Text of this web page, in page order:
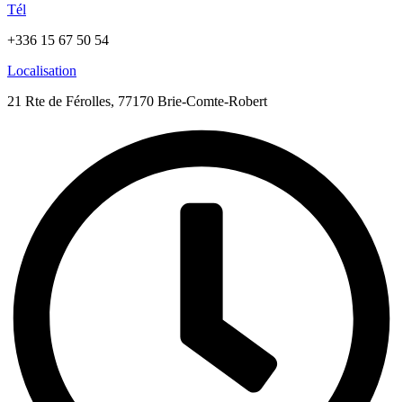
Tél
+336 15 67 50 54
Localisation
21 Rte de Férolles, 77170 Brie-Comte-Robert